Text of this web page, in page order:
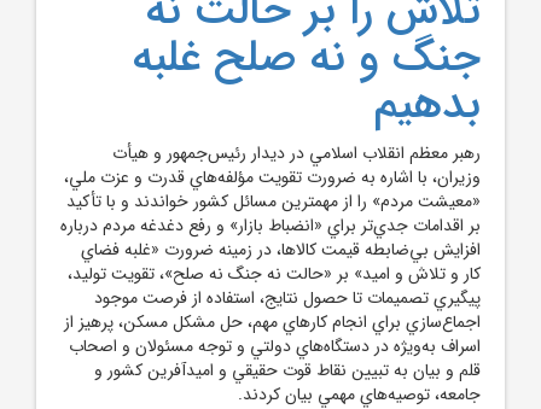
جنگ و نه صلح غلبه
بدهيم
رهبر معظم انقلاب اسلامي در ديدار رئيس‌جمهور و هيأت
وزيران، با اشاره به ضرورت تقويت مؤلفه‌هاي قدرت و عزت ملي،
«معيشت مردم» را از مهمترين مسائل کشور خواندند و با تأکيد
بر اقدامات جدي‌تر براي «انضباط بازار» و رفع دغدغه مردم درباره
افزايش بي‌ضابطه قيمت کالاها، در زمينه ضرورت «غلبه فضاي
کار و تلاش و اميد» بر «حالت نه جنگ نه صلح»، تقويت توليد،
پيگيري تصميمات تا حصول نتايج، استفاده از فرصت موجود
اجماع‌سازي براي انجام کارهاي مهم، حل مشکل مسکن، پرهيز از
اسراف به‌ويژه در دستگاه‌هاي دولتي و توجه مسئولان و اصحاب
قلم و بيان به تبيين نقاط قوت حقيقي و اميدآفرين کشور و
جامعه، توصيه‌هاي مهمي بيان کردند.